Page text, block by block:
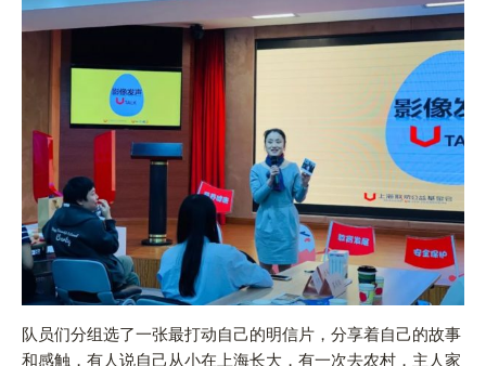
队员们分组选了一张最打动自己的明信片，分享着自己的故事
和感触，有人说自己从小在上海长大，有一次去农村，主人家